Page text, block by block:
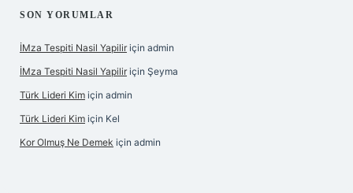
SON YORUMLAR
İMza Tespiti Nasil Yapilir için admin
İMza Tespiti Nasil Yapilir için Şeyma
Türk Lideri Kim için admin
Türk Lideri Kim için Kel
Kor Olmuş Ne Demek için admin